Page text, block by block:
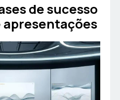
de sucesso
apresentações